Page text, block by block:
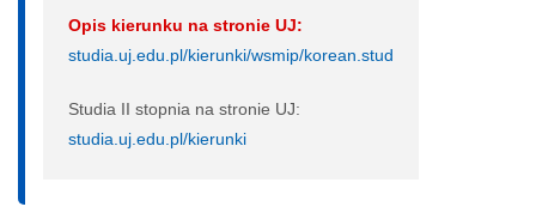
Opis kierunku na stronie UJ:
studia.uj.edu.pl/kierunki/wsmip/korean.stud
Studia II stopnia na stronie UJ:
studia.uj.edu.pl/kierunki